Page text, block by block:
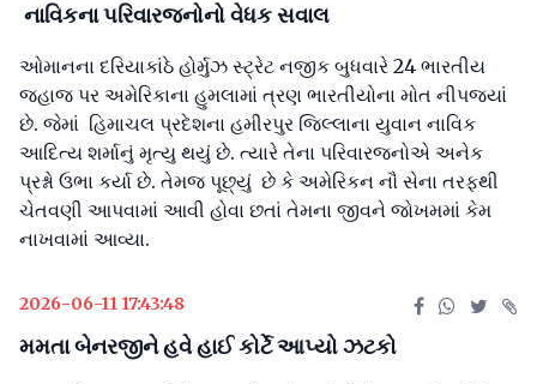
નાવિકના પરિવારજનોનો વેધક સવાલ
ઓમાનના દરિયાકાંઠે હોર્મુઝ સ્ટ્રેટ નજીક બુધવારે 24 ભારતીય
જહાજ પર અમેરિકાના હુમલામાં ત્રણ ભારતીયોના મોત નીપજ્યાં
છે. જેમાં હિમાચલ પ્રદેશના હમીરપુર જિલ્લાના યુવાન નાવિક
આદિત્ય શર્માનું મૃત્યુ થયું છે. ત્યારે તેના પરિવારજનોએ અનેક
પ્રશ્નો ઉભા કર્યા છે. તેમજ પૂછ્યું છે કે અમેરિકન નૌ સેના તરફથી
ચેતવણી આપવામાં આવી હોવા છતાં તેમના જીવને જોખમમાં કેમ
નાખવામાં આવ્યા.
2026-06-11 17:43:48
મમતા બેનરજીને હવે હાઈ કોર્ટે આપ્યો ઝટકો